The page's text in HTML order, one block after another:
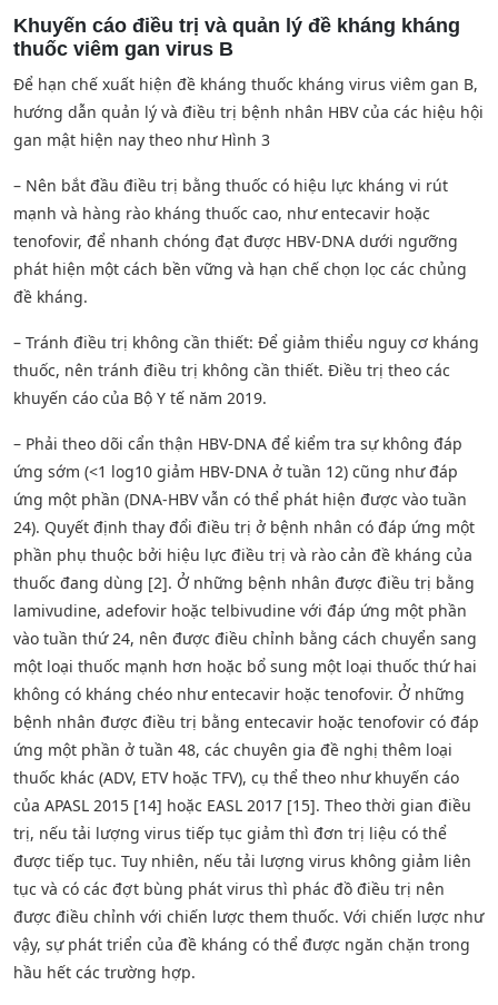
Khuyến cáo điều trị và quản lý đề kháng kháng
thuốc viêm gan virus B
Để hạn chế xuất hiện đề kháng thuốc kháng virus viêm gan B,
hướng dẫn quản lý và điều trị bệnh nhân HBV của các hiệu hội
gan mật hiện nay theo như Hình 3
– Nên bắt đầu điều trị bằng thuốc có hiệu lực kháng vi rút
mạnh và hàng rào kháng thuốc cao, như entecavir hoặc
tenofovir, để nhanh chóng đạt được HBV-DNA dưới ngưỡng
phát hiện một cách bền vững và hạn chế chọn lọc các chủng
đề kháng.
– Tránh điều trị không cần thiết: Để giảm thiểu nguy cơ kháng
thuốc, nên tránh điều trị không cần thiết. Điều trị theo các
khuyến cáo của Bộ Y tế năm 2019.
– Phải theo dõi cẩn thận HBV-DNA để kiểm tra sự không đáp
ứng sớm (<1 log10 giảm HBV-DNA ở tuần 12) cũng như đáp
ứng một phần (DNA-HBV vẫn có thể phát hiện được vào tuần
24). Quyết định thay đổi điều trị ở bệnh nhân có đáp ứng một
phần phụ thuộc bởi hiệu lực điều trị và rào cản đề kháng của
thuốc đang dùng [2]. Ở những bệnh nhân được điều trị bằng
lamivudine, adefovir hoặc telbivudine với đáp ứng một phần
vào tuần thứ 24, nên được điều chỉnh bằng cách chuyển sang
một loại thuốc mạnh hơn hoặc bổ sung một loại thuốc thứ hai
không có kháng chéo như entecavir hoặc tenofovir. Ở những
bệnh nhân được điều trị bằng entecavir hoặc tenofovir có đáp
ứng một phần ở tuần 48, các chuyên gia đề nghị thêm loại
thuốc khác (ADV, ETV hoặc TFV), cụ thể theo như khuyến cáo
của APASL 2015 [14] hoặc EASL 2017 [15]. Theo thời gian điều
trị, nếu tải lượng virus tiếp tục giảm thì đơn trị liệu có thể
được tiếp tục. Tuy nhiên, nếu tải lượng virus không giảm liên
tục và có các đợt bùng phát virus thì phác đồ điều trị nên
được điều chỉnh với chiến lược them thuốc. Với chiến lược như
vậy, sự phát triển của đề kháng có thể được ngăn chặn trong
hầu hết các trường hợp.